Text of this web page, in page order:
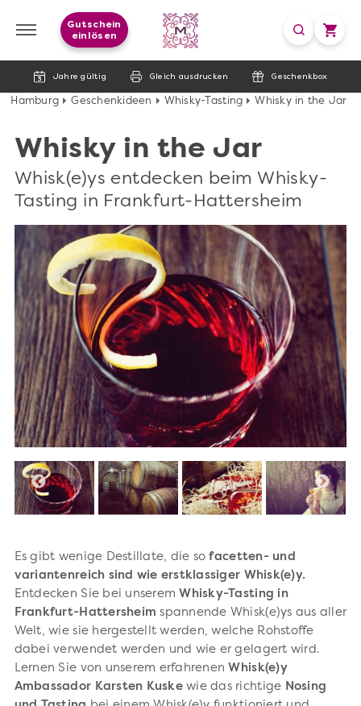
Jahre gültig Gleich ausdrucken Geschenkbox
Gutschein
einlösen
Hamburg Geschenkideen Whisky-Tasting Whisky in the Jar
Whisky in the Jar
Whisk(e)ys entdecken beim Whisky-
Tasting in Frankfurt-Hattersheim
Es gibt wenige Destillate, die sofacetten- und
variantenreich sind wie erstklassiger Whisk(e)y.
Entdecken Sie bei unserem Whisky-Tasting in
Frankfurt-Hattersheim spannende Whisk(e)ys aus aller
Welt, wie sie hergestellt werden, welche Rohstoffe
dabei verwendet werden und wie er gelagert wird.
Lernen Sie von unserem erfahrenen Whisk(e)y
Ambassador Karsten Kuskewie das richtige Nosing